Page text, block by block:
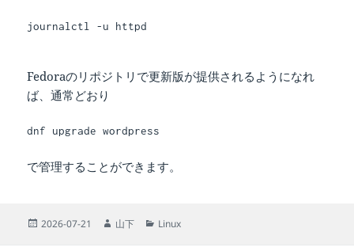
journalctl -u httpd
Fedoraのリポジトリで更新版が提供されるようになれ
ば、通常どおり
dnf upgrade wordpress
で管理することができます。
投
2026-07-21
作
山下
カ
Linux